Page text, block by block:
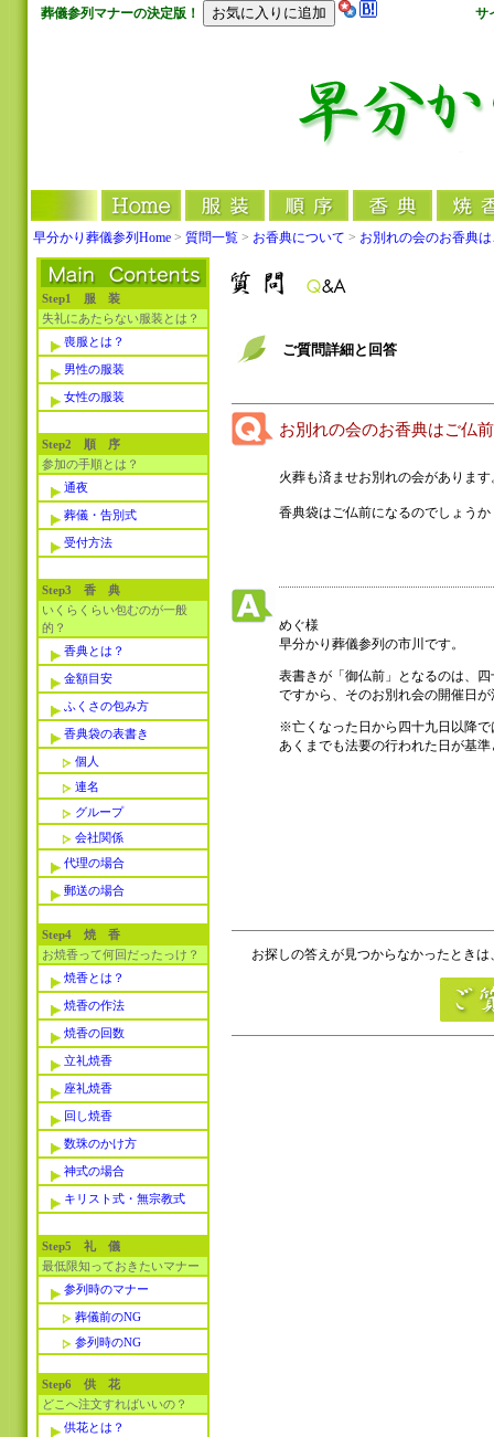
葬儀参列マナーの決定版！ サ
早分かり葬儀参列Home > 質問一覧 > お香典について > お別れの会のお香典
Step1 服 装
失礼にあたらない服装とは？
喪服とは？
男性の服装
女性の服装
Step2 順 序
参加の手順とは？
通夜
葬儀・告別式
受付方法
Step3 香 典
いくらくらい包むのが一般
的？
香典とは？
金額目安
ふくさの包み方
香典袋の表書き
個人
連名
グループ
会社関係
代理の場合
郵送の場合
Step4 焼 香
お焼香って何回だったっけ？
焼香とは？
焼香の作法
焼香の回数
立礼焼香
座礼焼香
回し焼香
数珠のかけ方
神式の場合
キリスト式・無宗教式
Step5 礼 儀
最低限知っておきたいマナー
参列時のマナー
葬儀前のNG
参列時のNG
Step6 供 花
どこへ注文すればいいの？
供花とは？
ご質問詳細と回答
お別れの会のお香典はご仏
火葬も済ませお別れの会があります
香典袋はご仏前になるのでしょうか
めぐ様
早分かり葬儀参列の市川です。
表書きが「御仏前」となるのは、
ですから、そのお別れ会の開催日
※亡くなった日から四十九日以降で
あくまでも法要の行われた日が基
お探しの答えが見つからなかったときは